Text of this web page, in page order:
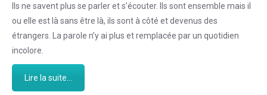
Ils ne savent plus se parler et s’écouter. Ils sont ensemble mais il
ou elle est là sans être là, ils sont à côté et devenus des
étrangers. La parole n’y ai plus et remplacée par un quotidien
incolore.
Lire la suite...